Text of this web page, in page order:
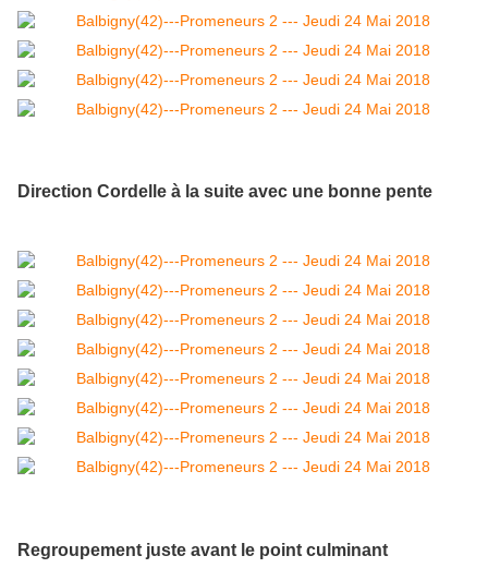
Direction Cordelle à la suite avec une bonne pente
Regroupement juste avant le point culminant